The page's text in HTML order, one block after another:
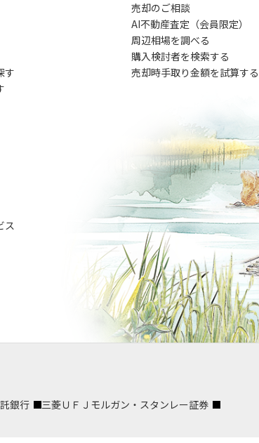
す
売却のご相談
AI不動産査定（会員限定）
周辺相場を調べる
購入検討者を検索する
売却時手取り金額を試算する
ス
銀行 三菱ＵＦＪモルガン・スタンレー証券